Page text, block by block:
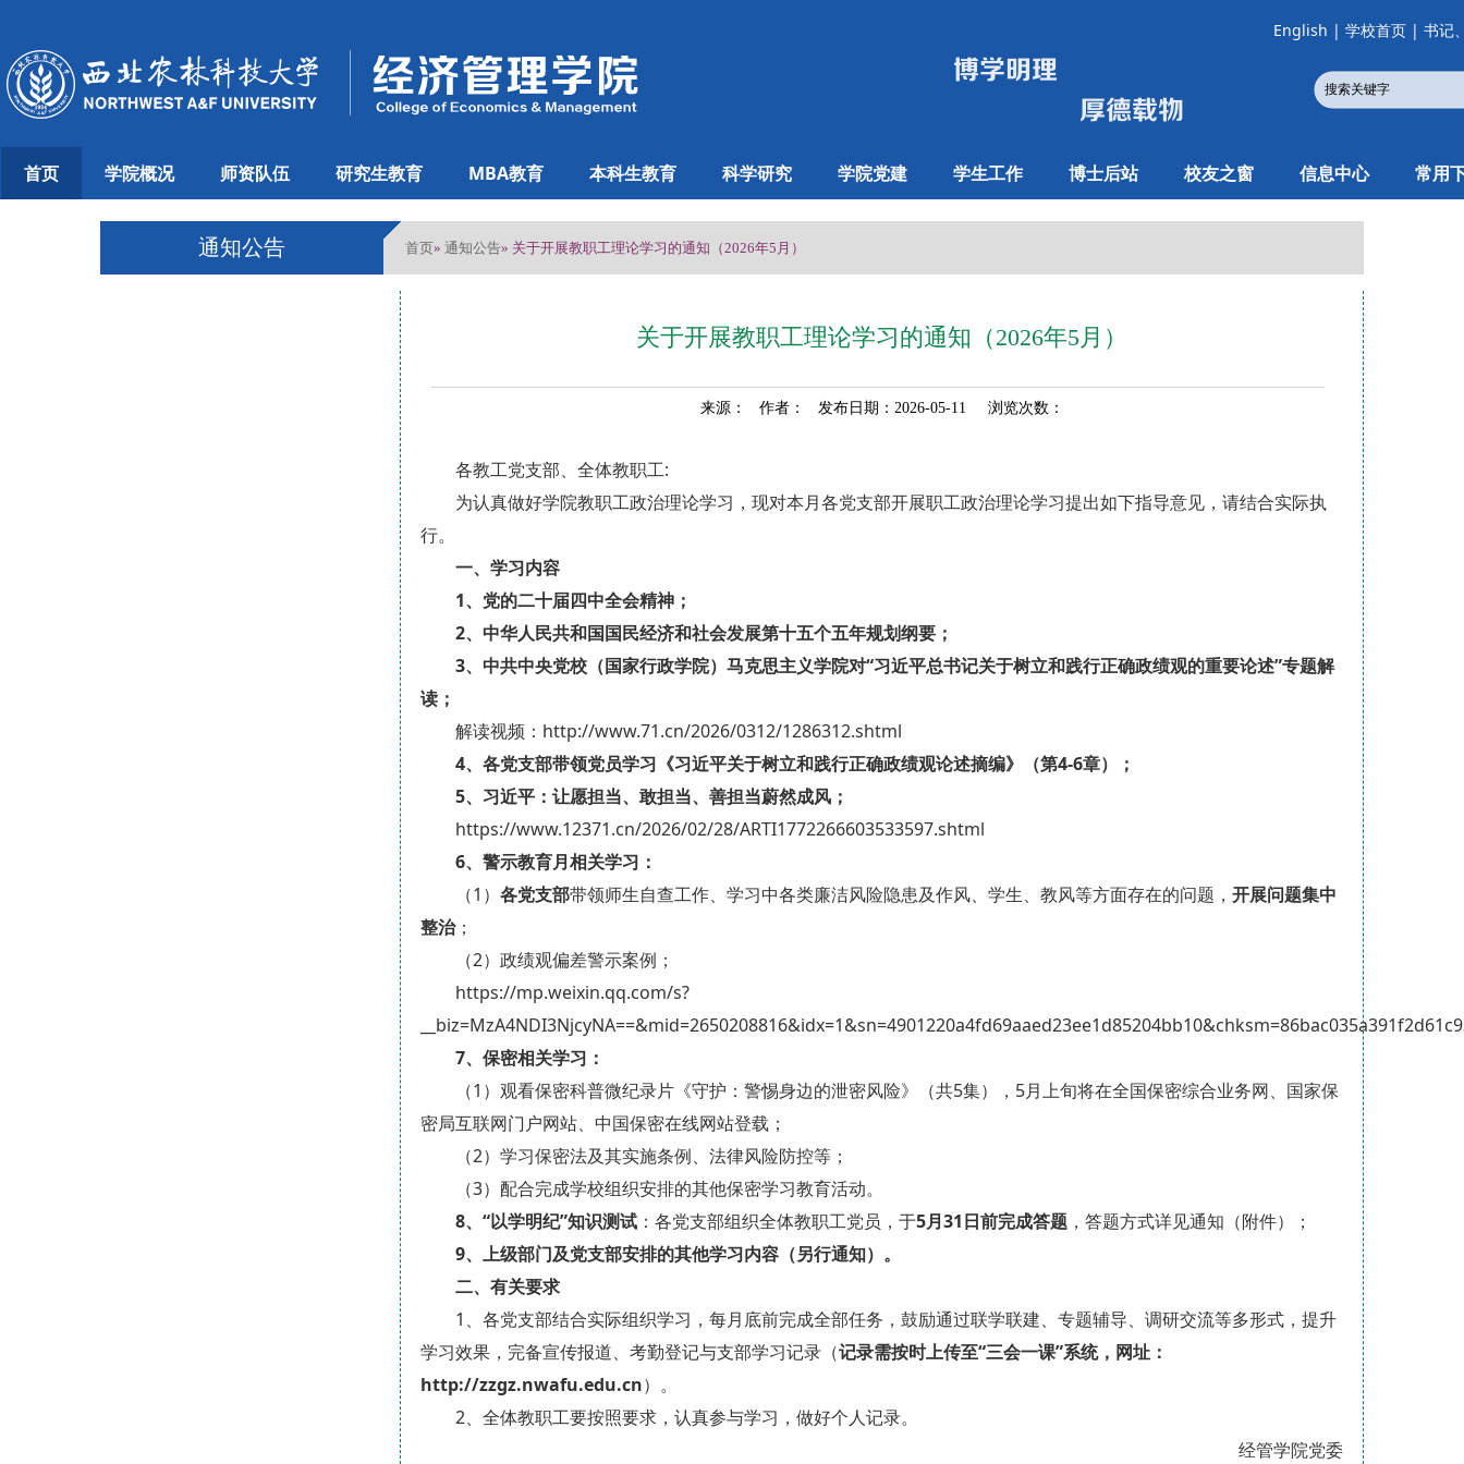
English | 学校首页 | 书记
首页 学院概况 师资队伍 研究生教育 MBA教育 本科生教育 科学研究 学院党建 学生工作 博士后站 校友之窗 信息中心 常用
通知公告 首页» 通知公告» 关于开展教职工理论学习的通知（2026年5月）
关于开展教职工理论学习的通知（2026年5月）
来源： 作者： 发布日期：2026-05-11 浏览次数：
各教工党支部、全体教职工:
为认真做好学院教职工政治理论学习，现对本月各党支部开展职工政治理论学习提出如下指导意见，请结合实际执
行。
一、学习内容
1、党的二十届四中全会精神；
2、中华人民共和国国民经济和社会发展第十五个五年规划纲要；
3、中共中央党校（国家行政学院）马克思主义学院对“习近平总书记关于树立和践行正确政绩观的重要论述”专题解
读；
解读视频：http://www.71.cn/2026/0312/1286312.shtml
4、各党支部带领党员学习《习近平关于树立和践行正确政绩观论述摘编》（第4-6章）；
5、习近平：让愿担当、敢担当、善担当蔚然成风；
https://www.12371.cn/2026/02/28/ARTI1772266603533597.shtml
6、 警示教育月相关学习：
（1） 各党支部带领师生自查工作、学习中各类廉洁风险隐患及作风、学生、教风等方面存在的问题， 开展问题集中
整治；
（2）政绩观偏差警示案例；
https://mp.weixin.qq.com/s?
7、 保密相关学习：
（1）观看保密科普微纪录片《守护：警惕身边的泄密风险》（共5集），5月上旬将在全国保密综合业务网、国家保
密局互联网门户网站、中国保密在线网站登载；
（2）学习保密法及其实施条例、法律风险防控等；
（3）配合完成学校组织安排的其他保密学习教育活动。
8、 “以学明纪”知识测试 ：各党支部组织全体教职工党员，于5月31日前完成答题 ，答题方式详见通知（附件）；
9、上级部门及党支部安排的其他学习内容（另行通知）。
二、有关要求
1、各党支部结合实际组织学习，每月底前完成全部任务，鼓励通过联学联建、专题辅导、调研交流等多形式，提升
学习效果，完备宣传报道、考勤登记与支部学习记录（记录需按时上传至“三会一课”系统，网址：
http://zzgz.nwafu.edu.cn）。
2、全体教职工要按照要求，认真参与学习，做好个人记录。
经管学院党委